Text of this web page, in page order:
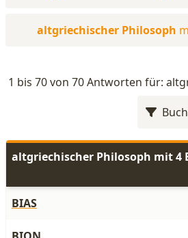
altgriechischer Philosoph
1 bis 70 von 70 Antworten für:
altgriechischer Philosoph mit 4
BIAS